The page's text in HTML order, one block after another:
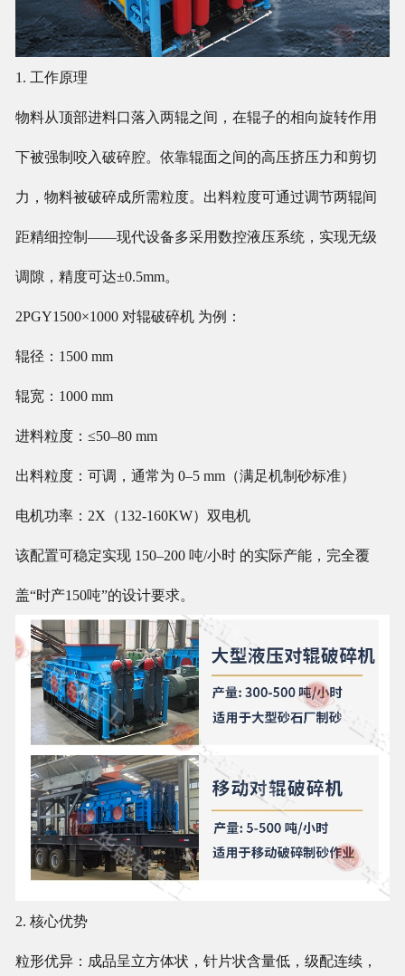
1. 工作原理
物料从顶部进料口落入两辊之间，在辊子的相向旋转作用
下被强制咬入破碎腔。依靠辊面之间的高压挤压力和剪切
力，物料被破碎成所需粒度。出料粒度可通过调节两辊间
距精细控制——现代设备多采用数控液压系统，实现无级
调隙，精度可达±0.5mm。
2PGY1500×1000 对辊破碎机 为例：
辊径：1500 mm
辊宽：1000 mm
进料粒度：≤50–80 mm
出料粒度：可调，通常为 0–5 mm（满足机制砂标准）
电机功率：2X（132-160KW）双电机
该配置可稳定实现 150–200 吨/小时 的实际产能，完全覆
盖“时产150吨”的设计要求。
2. 核心优势
粒形优异：成品呈立方体状，针片状含量低，级配连续，